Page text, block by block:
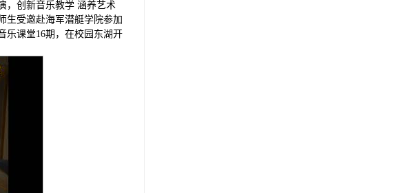
，创新音乐教学 涵养艺术
受邀赴海军潜艇学院参加
乐课堂16期，在校园东湖开